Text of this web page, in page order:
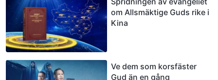
om Allsmäktige Guds rike i
Kina
Ve dem som korsfäster
Gud än en gång